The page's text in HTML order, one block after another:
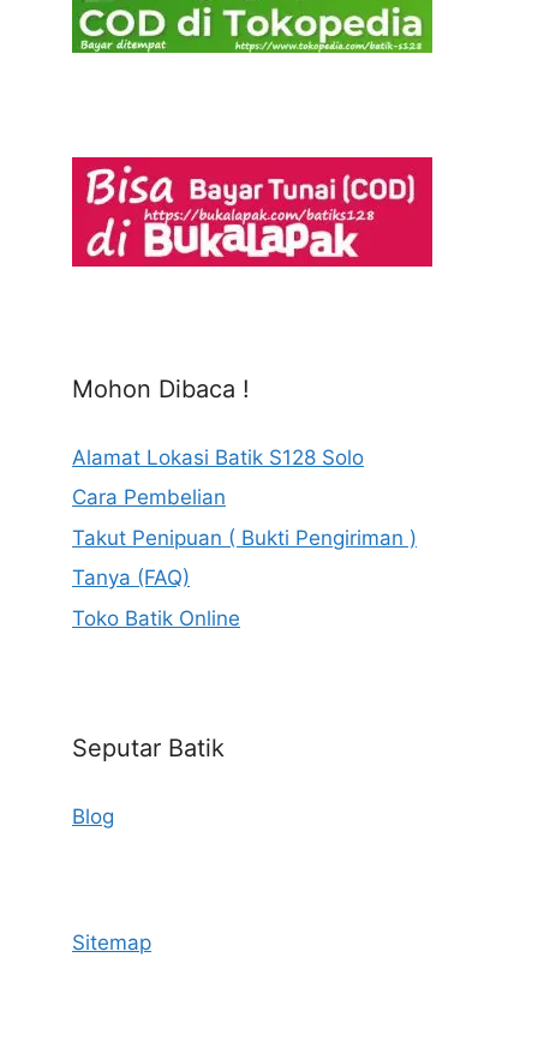
Mohon Dibaca !
Alamat Lokasi Batik S128 Solo
Cara Pembelian
Takut Penipuan ( Bukti Pengiriman )
Tanya (FAQ)
Toko Batik Online
Seputar Batik
Blog
Sitemap